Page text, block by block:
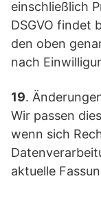
einschließlich
DSGVO findet
den oben
nach
19.
Wir passen
wenn sich
aktuelle